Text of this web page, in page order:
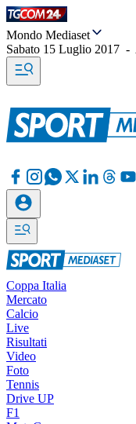
Mondo Mediaset
Sabato 15 Luglio 2017 -
Coppa Italia
Mercato
Calcio
Live
Risultati
Video
Foto
Tennis
Drive UP
F1